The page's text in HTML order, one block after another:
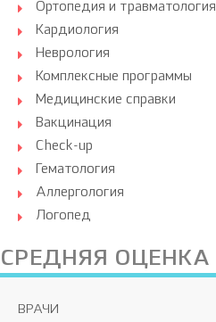
Ортопедия и травматология
Кардиология
Неврология
Комплексные программы
Медицинские справки
Вакцинация
Check-up
Гематология
Аллергология
Логопед
СРЕДНЯЯ ОЦЕНКА
ВРАЧИ